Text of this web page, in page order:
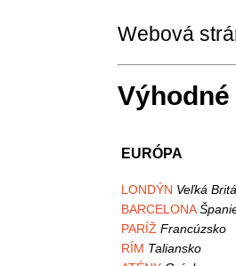
Webová
EURÓPA
LONDÝN Veľká
BARCELONA
PARÍŽ Francúzsko
RÍM Taliansko